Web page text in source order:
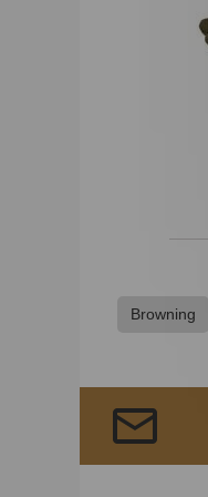
Browning